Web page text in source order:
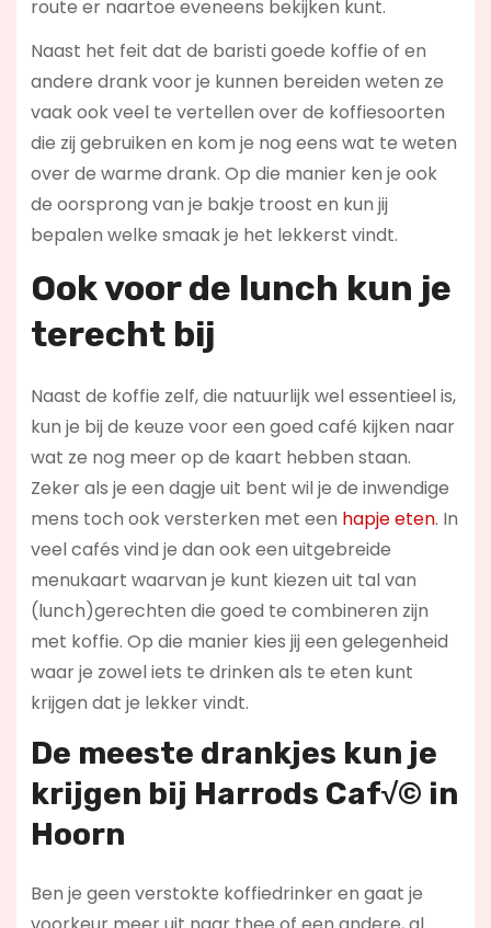
route er naartoe eveneens bekijken kunt.
Naast het feit dat de baristi goede koffie of en
andere drank voor je kunnen bereiden weten ze
vaak ook veel te vertellen over de koffiesoorten
die zij gebruiken en kom je nog eens wat te weten
over de warme drank. Op die manier ken je ook
de oorsprong van je bakje troost en kun jij
bepalen welke smaak je het lekkerst vindt.
Ook voor de lunch kun je
terecht bij
Naast de koffie zelf, die natuurlijk wel essentieel is,
kun je bij de keuze voor een goed café kijken naar
wat ze nog meer op de kaart hebben staan.
Zeker als je een dagje uit bent wil je de inwendige
mens toch ook versterken met een hapje eten. In
veel cafés vind je dan ook een uitgebreide
menukaart waarvan je kunt kiezen uit tal van
(lunch)gerechten die goed te combineren zijn
met koffie. Op die manier kies jij een gelegenheid
waar je zowel iets te drinken als te eten kunt
krijgen dat je lekker vindt.
De meeste drankjes kun je
krijgen bij Harrods Caf√© in
Hoorn
Ben je geen verstokte koffiedrinker en gaat je